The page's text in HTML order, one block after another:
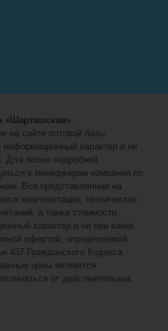
в корзину
+
1 шт
12 шт
техники, в пакете